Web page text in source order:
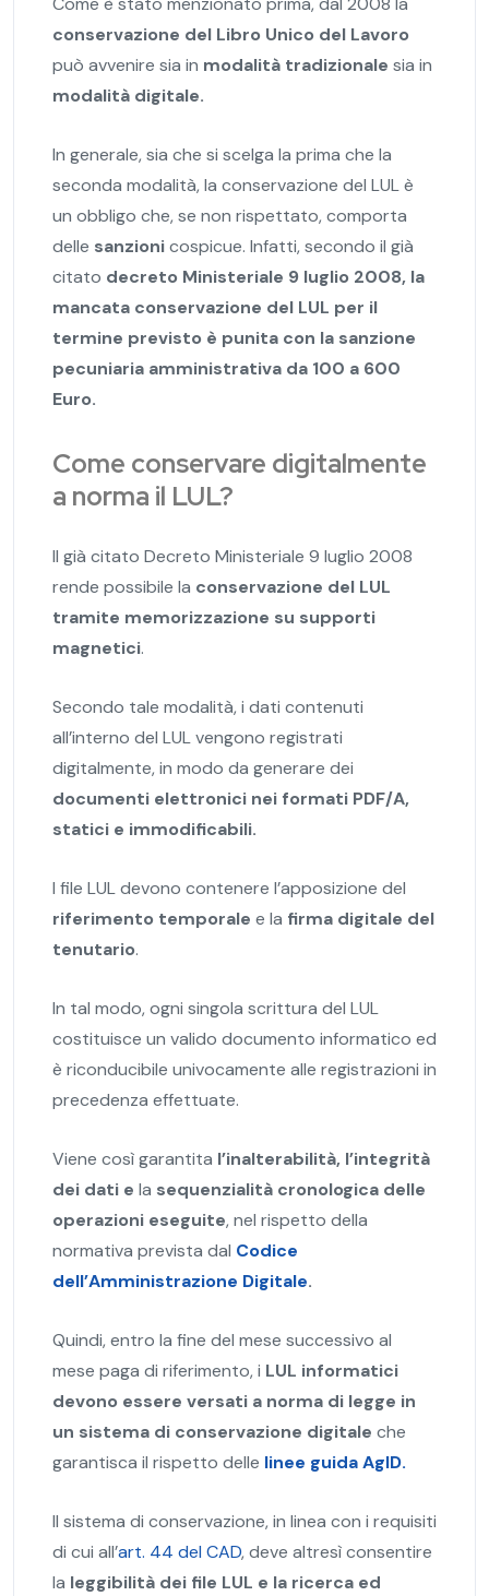
conservazione del Libro Unico del Lavoro
può avvenire sia in modalità tradizionale sia in
modalità digitale.
In generale, sia che si scelga la prima che la
seconda modalità, la conservazione del LUL è
un obbligo che, se non rispettato, comporta
delle sanzionicospicue. Infatti, secondo il già
citato decreto Ministeriale 9 luglio 2008, la
mancata conservazione del LUL per il
termine previsto è punita con la sanzione
pecuniaria amministrativa da 100 a 600
Euro.
Come conservare digitalmente
a norma il LUL?
Il già citato Decreto Ministeriale 9 luglio 2008
rende possibile la conservazione del LUL
tramite memorizzazione su supporti
magnetici.
Secondo tale modalità, i dati contenuti
all’interno del LUL vengono registrati
digitalmente, in modo da generare dei
documenti elettronici nei formati PDF/A,
statici e immodificabili.
I file LUL devono contenere l’apposizione del
riferimento temporale e la firma digitale del
tenutario.
In tal modo, ogni singola scrittura del LUL
costituisce un valido documento informatico ed
è riconducibile univocamente alle registrazioni in
precedenza effettuate.
Viene così garantita l’inalterabilità, l’integrità
dei dati e la sequenzialità cronologica delle
operazioni eseguite, nel rispetto della
normativa prevista dal Codice
dell’Amministrazione Digitale.
Quindi, entro la fine del mese successivo al
mese paga di riferimento, i LUL informatici
devono essere versati a norma di legge in
un sistema di conservazione digitale che
garantisca il rispetto delle linee guida AgID.
Il sistema di conservazione, in linea con i requisiti
di cui all’art. 44 del CAD, deve altresì consentire
la leggibilità dei file LUL e la ricerca ed